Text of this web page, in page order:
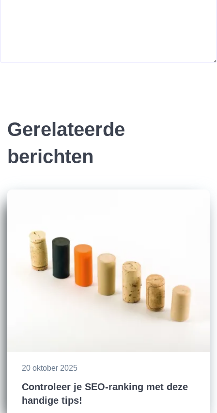
Gerelateerde
berichten
20 oktober 2025
Controleer je SEO-ranking met deze
handige tips!